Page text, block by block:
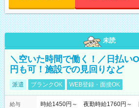
未読
＼空いた時間で働く！／日払い
円も可！施設での見回りなど
派遣 ブランクOK WEB登録・面接OK
給与
時給1450円～ 夜勤時給1760円～